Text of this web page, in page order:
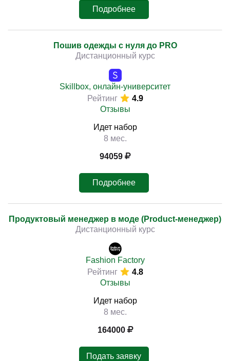
Подробнее
Пошив одежды с нуля до PRO
Дистанционный курс
Skillbox, онлайн-университет
Рейтинг
4.9
Отзывы
Идет набор
8 мес.
94059
Подробнее
Продуктовый менеджер в моде (Product-менеджер)
Дистанционный курс
Fashion Factory
Рейтинг
4.8
Отзывы
Идет набор
8 мес.
164000
Подать заявку